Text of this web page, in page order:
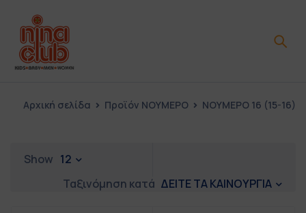
Αρχική σελίδα Προϊόν ΝΟΥΜΕΡΟ ΝΟΥΜΕΡΟ 16 (15-16)
Ταξινόμηση κατά ΔΕΙΤΕ ΤΑ ΚΑΙΝΟΥΡΓΙΑ
Show 12